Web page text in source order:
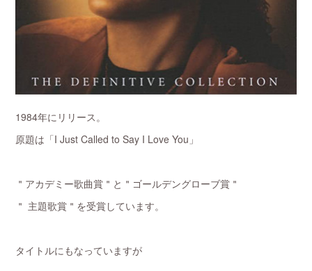
1984年にリリース。
原題は「I Just Called to Say I Love You」
＂アカデミー歌曲賞＂と＂ゴールデングローブ賞＂
＂ 主題歌賞＂を受賞しています。
タイトルにもなっていますが